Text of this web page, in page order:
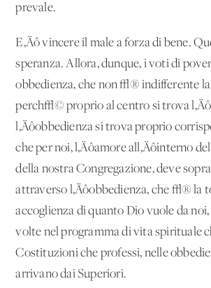
prevale.
E‚Äô vincere il male a forza di bene.
speranza. Allora, dunque, i voti di
obbedienza, che non √® indifferente
perch√© proprio al centro si trova
l‚Äôobbedienza si trova proprio
che per noi, l‚Äôamore all‚Äôinterno
della nostra Congregazione, deve
attraverso l‚Äôobbedienza, che √® la
accoglienza di quanto Dio vuole da noi,
volte nel programma di vita spirituale
Costituzioni che professi, nelle
arrivano dai Superiori.